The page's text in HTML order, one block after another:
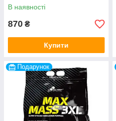
В наявності
870 ₴
Купити
Подарунок